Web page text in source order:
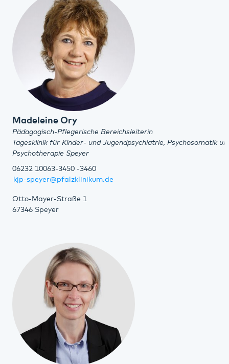
Madeleine Ory
Pädagogisch-Pflegerische Bereichsleiterin
Tagesklinik für Kinder- und Jugendpsychiatrie, Psychosomatik
Psychotherapie Speyer
06232 10063-3450 -3460
kjp-speyer@pfalzklinikum.de
Otto-Mayer-Straße 1
67346 Speyer